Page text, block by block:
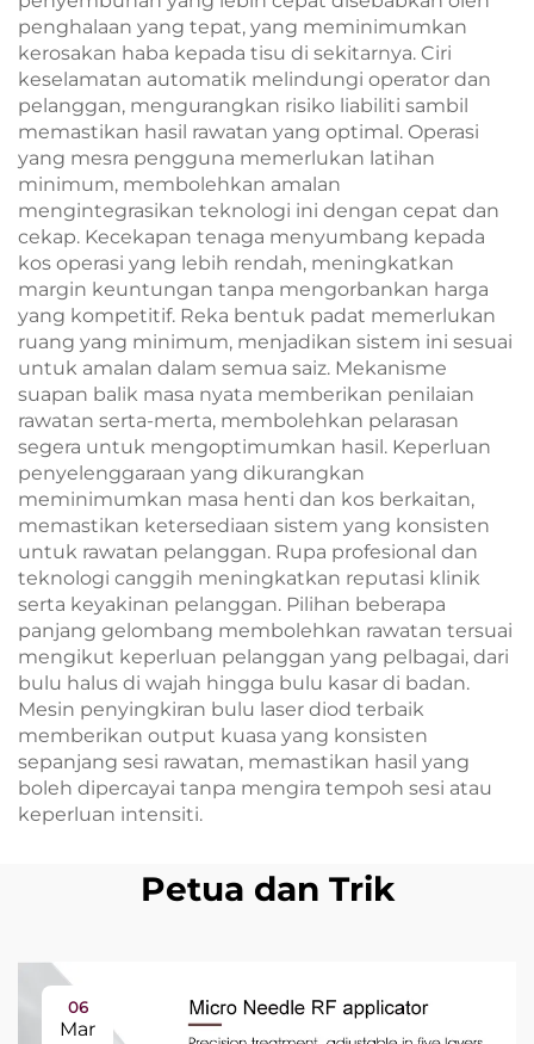
penghalaan yang tepat, yang meminimumkan
kerosakan haba kepada tisu di sekitarnya. Ciri
keselamatan automatik melindungi operator dan
pelanggan, mengurangkan risiko liabiliti sambil
memastikan hasil rawatan yang optimal. Operasi
yang mesra pengguna memerlukan latihan
minimum, membolehkan amalan
mengintegrasikan teknologi ini dengan cepat dan
cekap. Kecekapan tenaga menyumbang kepada
kos operasi yang lebih rendah, meningkatkan
margin keuntungan tanpa mengorbankan harga
yang kompetitif. Reka bentuk padat memerlukan
ruang yang minimum, menjadikan sistem ini sesuai
untuk amalan dalam semua saiz. Mekanisme
suapan balik masa nyata memberikan penilaian
rawatan serta-merta, membolehkan pelarasan
segera untuk mengoptimumkan hasil. Keperluan
penyelenggaraan yang dikurangkan
meminimumkan masa henti dan kos berkaitan,
memastikan ketersediaan sistem yang konsisten
untuk rawatan pelanggan. Rupa profesional dan
teknologi canggih meningkatkan reputasi klinik
serta keyakinan pelanggan. Pilihan beberapa
panjang gelombang membolehkan rawatan tersuai
mengikut keperluan pelanggan yang pelbagai, dari
bulu halus di wajah hingga bulu kasar di badan.
Mesin penyingkiran bulu laser diod terbaik
memberikan output kuasa yang konsisten
sepanjang sesi rawatan, memastikan hasil yang
boleh dipercayai tanpa mengira tempoh sesi atau
keperluan intensiti.
Petua dan Trik
06
Mar